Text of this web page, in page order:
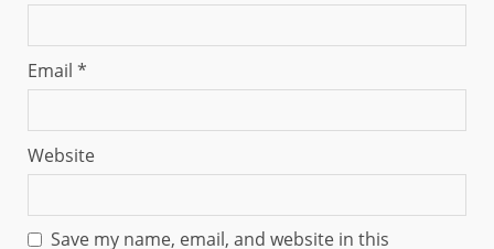
Email *
Website
Save my name, email, and website in this